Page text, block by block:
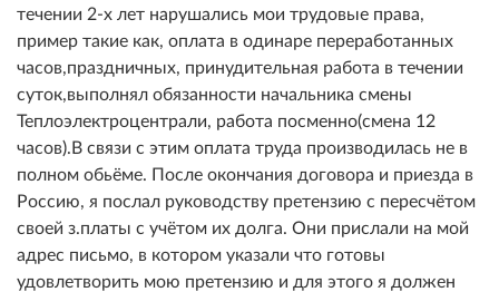
течении 2-х лет нарушались мои трудовые права,
пример такие как, оплата в одинаре переработанных
часов,праздничных, принудительная работа в течении
суток,выполнял обязанности начальника смены
Теплоэлектроцентрали, работа посменно(смена 12
часов).В связи с этим оплата труда производилась не в
полном обьёме. После окончания договора и приезда в
Россию, я послал руководству претензию с пересчётом
своей з.платы с учётом их долга. Они прислали на мой
адрес письмо, в котором указали что готовы
удовлетворить мою претензию и для этого я должен